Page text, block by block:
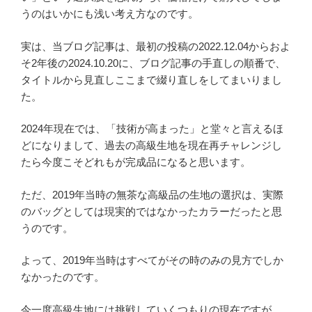
うのはいかにも浅い考え方なのです。
実は、当ブログ記事は、最初の投稿の2022.12.04からおよ
そ2年後の2024.10.20に、ブログ記事の手直しの順番で、
タイトルから見直しここまで綴り直しをしてまいりまし
た。
2024年現在では、「技術が高まった」と堂々と言えるほ
どになりまして、過去の高級生地を現在再チャレンジし
たら今度こそどれもが完成品になると思います。
ただ、2019年当時の無茶な高級品の生地の選択は、実際
のバッグとしては現実的ではなかったカラーだったと思
うのです。
よって、2019年当時はすべてがその時のみの見方でしか
なかったのです。
今一度高級生地には挑戦していくつもりの現在ですが、